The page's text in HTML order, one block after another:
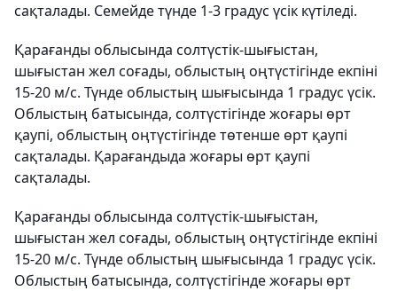
сақталады. Семейде түнде 1-3 градус үсік күтіледі.
Қарағанды облысында солтүстік-шығыстан,
шығыстан жел соғады, облыстың оңтүстігінде екпіні
15-20 м/с. Түнде облыстың шығысында 1 градус үсік.
Облыстың батысында, солтүстігінде жоғары өрт
қаупі, облыстың оңтүстігінде төтенше өрт қаупі
сақталады. Қарағандыда жоғары өрт қаупі
сақталады.
Қарағанды облысында солтүстік-шығыстан,
шығыстан жел соғады, облыстың оңтүстігінде екпіні
15-20 м/с. Түнде облыстың шығысында 1 градус үсік.
Облыстың батысында, солтүстігінде жоғары өрт